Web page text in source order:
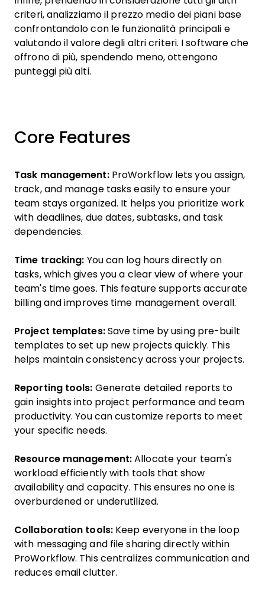
criteri, analizziamo il prezzo medio dei piani base
confrontandolo con le funzionalità principali e
valutando il valore degli altri criteri. I software che
offrono di più, spendendo meno, ottengono
punteggi più alti.
Core Features
Task management:ProWorkflow lets you assign,
track, and manage tasks easily to ensure your
team stays organized. It helps you prioritize work
with deadlines, due dates, subtasks, and task
dependencies.
Time tracking: You can log hours directly on
tasks, which gives you a clear view of where your
team's time goes. This feature supports accurate
billing and improves time management overall.
Project templates:Save time by using pre-built
templates to set up new projects quickly. This
helps maintain consistency across your projects.
Reporting tools: Generate detailed reports to
gain insights into project performance and team
productivity. You can customize reports to meet
your specific needs.
Resource management: Allocate your team's
workload efficiently with tools that show
availability and capacity. This ensures no one is
overburdened or underutilized.
Collaboration tools: Keep everyone in the loop
with messaging and file sharing directly within
ProWorkflow. This centralizes communication and
reduces email clutter.